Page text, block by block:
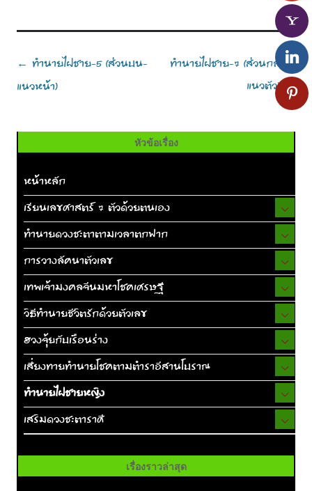
Post
navigation
← ทำนายไฝชาย-5 (ส่วนบน-
แนวหน้า)
ทำนายไฝชาย-7 (ส่วนกลาง-
แนวตัว)→
หัวข้อเรื่อง
หน้าหลัก
เรียนเลขศาสตร์ 7 ตัวด้วยตนเอง
ทำนายดวงชะตาตามเวลาตกฟาก
การวางลัคนาตัวเลข
เทพเจ้ามงคลจีนมหาโชคเศรษฐี
วิธีทำนายชีวิตรักด้วยตัวเลข
ฮวงจุ้ยกับเรือนร่าง
เสี่ยงทายทำนายโชคตามตำราอีสานโบราณ
ทำนายไฝชายหญิง
เสริมดวงชะตาราศี
เรื่องราวล่าสุด